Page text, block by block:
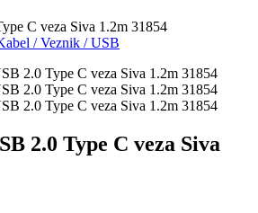
C veza Siva 1.2m 31854
/Veznik /USB
2.0 Type C veza Siva